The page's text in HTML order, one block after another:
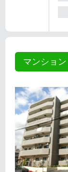
マンション